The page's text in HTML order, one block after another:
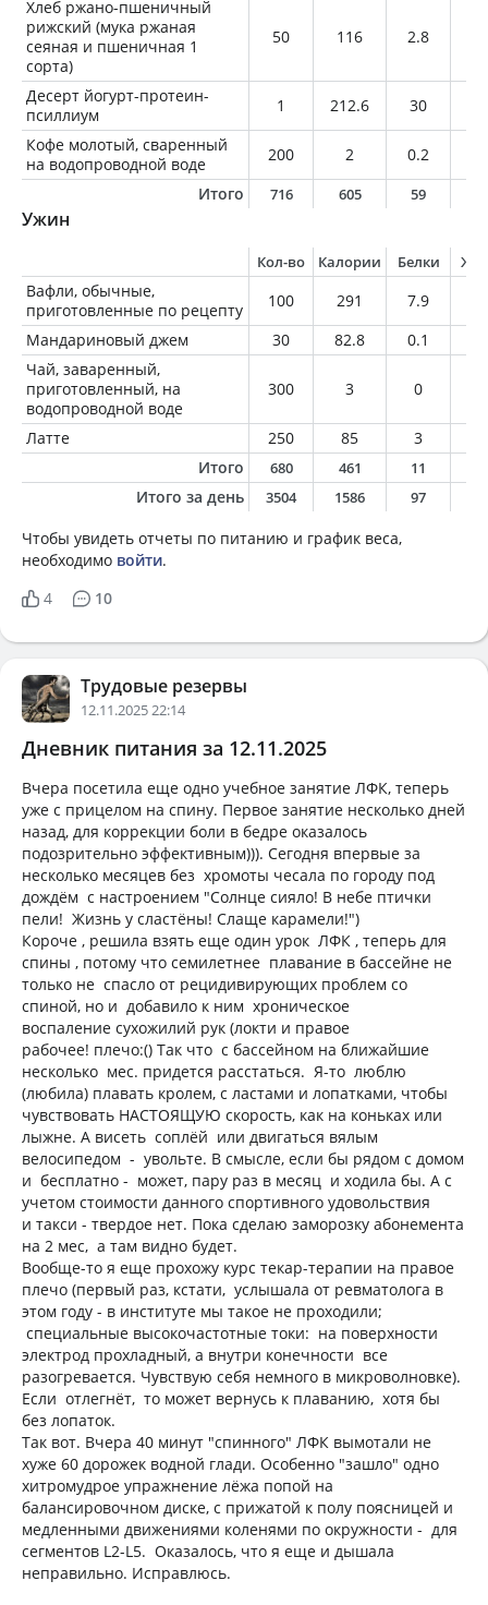
Хлеб ржано-пшеничный
рижский (мука ржаная
сеяная и пшеничная 1
сорта)
50 116 2.8
Десерт йогурт-протеин-
псиллиум
1 212.6 30
Кофе молотый, сваренный
на водопроводной воде
200 2 0.2
Итого
716 605 59
Ужин
Кол-во Калории Белки
Вафли, обычные,
приготовленные по рецепту
100 291 7.9
Мандариновый джем
30 82.8 0.1
Чай, заваренный,
приготовленный, на
водопроводной воде
300 3 0
Латте 250 85 3
Итого
680 461 11
Итого за день 3504 1586 97
Чтобы увидеть отчеты по питанию и график веса,
необходимо войти.
4
10
Трудовые резервы
12.11.2025 22:14
Дневник питания за 12.11.2025
Вчера посетила еще одно учебное занятие ЛФК, теперь
уже с прицелом на спину. Первое занятие несколько дней
назад, для коррекции боли в бедре оказалось
подозрительно эффективным))). Сегодня впервые за
несколько месяцев без хромоты чесала по городу под
дождём с настроением "Солнце сияло! В небе птички
пели! Жизнь у сластёны! Слаще карамели!")
Короче , решила взять еще один урок ЛФК , теперь для
спины , потому что семилетнее плавание в бассейне не
только не спасло от рецидивирующих проблем со
спиной, но и добавило к ним хроническое
воспаление сухожилий рук (локти и правое
рабочее! плечо:() Так что с бассейном на ближайшие
несколько мес. придется расстаться. Я-то люблю
(любила) плавать кролем, с ластами и лопатками, чтобы
чувствовать НАСТОЯЩУЮ скорость, как на коньках или
лыжне. А висеть соплёй или двигаться вялым
велосипедом - увольте. В смысле, если бы рядом с домом
и бесплатно - может, пару раз в месяц и ходила бы. А с
учетом стоимости данного спортивного удовольствия
и такси - твердое нет. Пока сделаю заморозку абонемента
на 2 мес, а там видно будет.
Вообще-то я еще прохожу курс текар-терапии на правое
плечо (первый раз, кстати, услышала от ревматолога в
этом году - в институте мы такое не проходили;
специальные высокочастотные токи: на поверхности
электрод прохладный, а внутри конечности все
разогревается. Чувствую себя немного в микроволновке).
Если отлегнёт, то может вернусь к плаванию, хотя бы
без лопаток.
Так вот. Вчера 40 минут "спинного" ЛФК вымотали не
хуже 60 дорожек водной глади. Особенно "зашло" одно
хитромудрое упражнение лёжа попой на
балансировочном диске, с прижатой к полу поясницей и
медленными движениями коленями по окружности - для
сегментов L2-L5. Оказалось, что я еще и дышала
неправильно. Исправлюсь.